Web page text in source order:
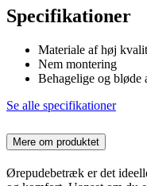
Specifikationer
Materiale af høj
Nem montering
Behagelige og bløde
Se alle specifikationer
Mere om produktet
Ørepudebetræk er det